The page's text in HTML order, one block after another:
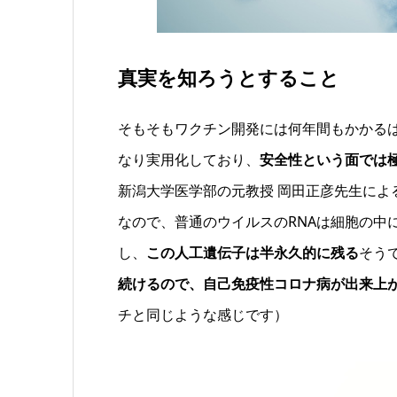
真実を知ろうとすること
そもそもワクチン開発には何年間もかか
なり実用化しており、 安全性という面では
新潟大学医学部の元教授 岡田正彦先生に
なので、普通のウイルスのRNAは細胞の
し、 この人工遺伝子は半永久的に残るそう
続けるので、自己免疫性コロナ病が出来上
チと同じような感じです）